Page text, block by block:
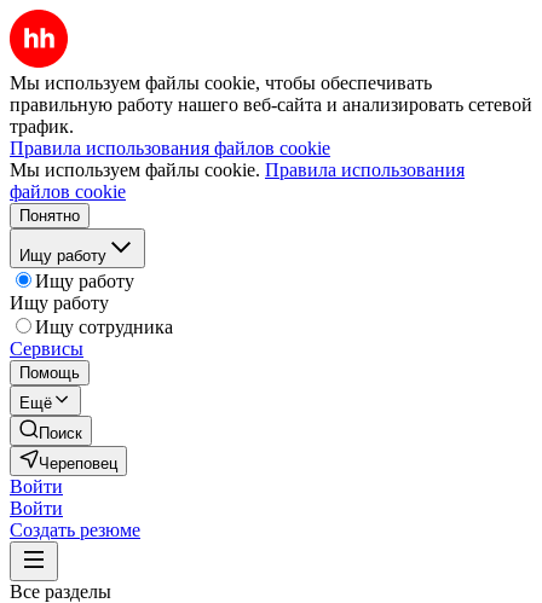
Мы используем файлы cookie, чтобы обеспечивать
правильную работу нашего веб-сайта и анализировать сетевой
трафик.
Правила использования файлов cookie
Мы используем файлы cookie. Правила использования
файлов cookie
Понятно
Ищу работу
Ищу работу
Ищу работу
Ищу сотрудника
Сервисы
Помощь
Ещё
Поиск
Череповец
Войти
Войти
Создать резюме
Все разделы